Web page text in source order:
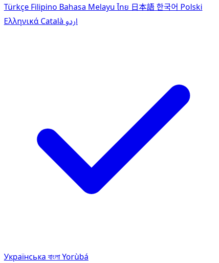
Türkçe Filipino Bahasa Melayu ไทย 日本語한국어 Polski
Ελληνικά Català اردو
Українська বাংলাYorùbá